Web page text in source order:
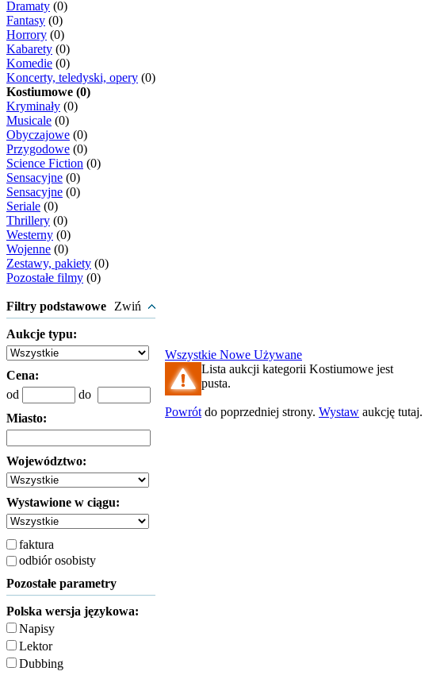
Dramaty (0)
Fantasy (0)
Horrory (0)
Kabarety (0)
Komedie (0)
Koncerty, teledyski, opery (0)
Kostiumowe (0)
Kryminały (0)
Musicale (0)
Obyczajowe (0)
Przygodowe (0)
Science Fiction (0)
Sensacyjne (0)
Sensacyjne (0)
Seriale (0)
Thrillery (0)
Westerny (0)
Wojenne (0)
Zestawy, pakiety (0)
Pozostałe filmy (0)
Filtry podstawowe Zwiń
Aukcje typu:
Cena:
od
do
Miasto:
Województwo:
Wystawione w ciągu:
faktura
odbiór osobisty
Pozostałe parametry
Polska wersja językowa:
Napisy
Lektor
Dubbing
Wszystkie Nowe Używane
Lista aukcji kategorii Kostiumowe jest
pusta.
Powrót do poprzedniej strony. Wystaw aukcję tutaj.